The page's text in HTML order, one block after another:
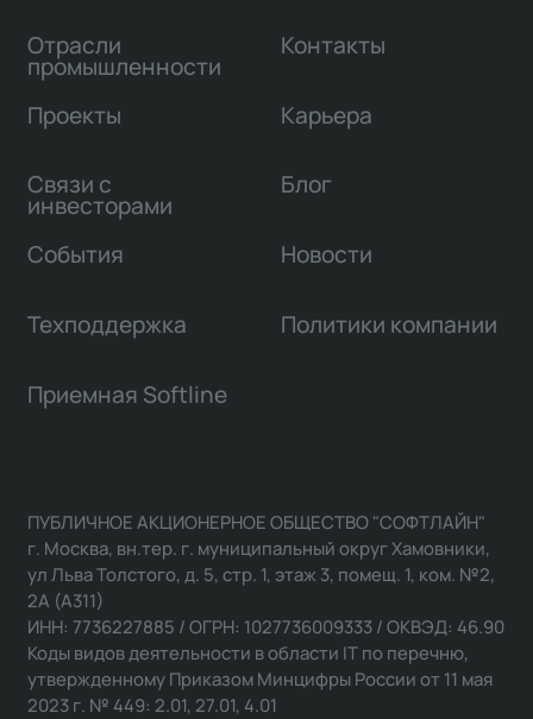
Отрасли
промышленности
Проекты
Связи с
инвесторами
Контакты
Карьера
Блог
События Новости
Техподдержка Политики компании
Приемная Softline
ПУБЛИЧНОЕ АКЦИОНЕРНОЕ ОБЩЕСТВО "СОФТЛАЙН"
г. Москва, вн.тер. г. муниципальный округ Хамовники,
ул Льва Толстого, д. 5, стр. 1, этаж 3, помещ. 1, ком. №2,
2А (А311)
ИНН: 7736227885 / ОГРН: 1027736009333 / ОКВЭД: 46.90
Коды видов деятельности в области IT по перечню,
утвержденному Приказом Минцифры России от 11 мая
2023 г. № 449: 2.01, 27.01, 4.01